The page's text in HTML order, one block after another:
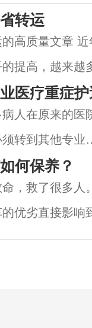
转运
高质量文章
提高，越来越
为江苏省的一
备受关注。 北
医疗重症
人在原来的医
转到其他专业
，北京严重转
还有其他医疗
在有很多这样
何保养？
，救了很多人
优劣直接影响
发动机的维修